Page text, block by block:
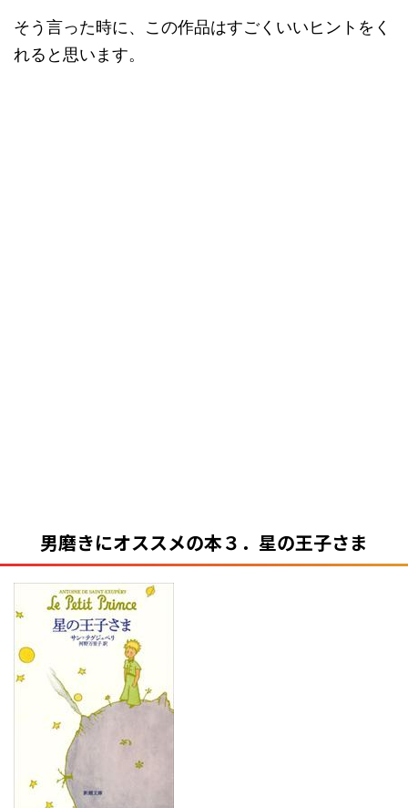
そう言った時に、この作品はすごくいいヒントをく
れると思います。
男磨きにオススメの本３．星の王子さま